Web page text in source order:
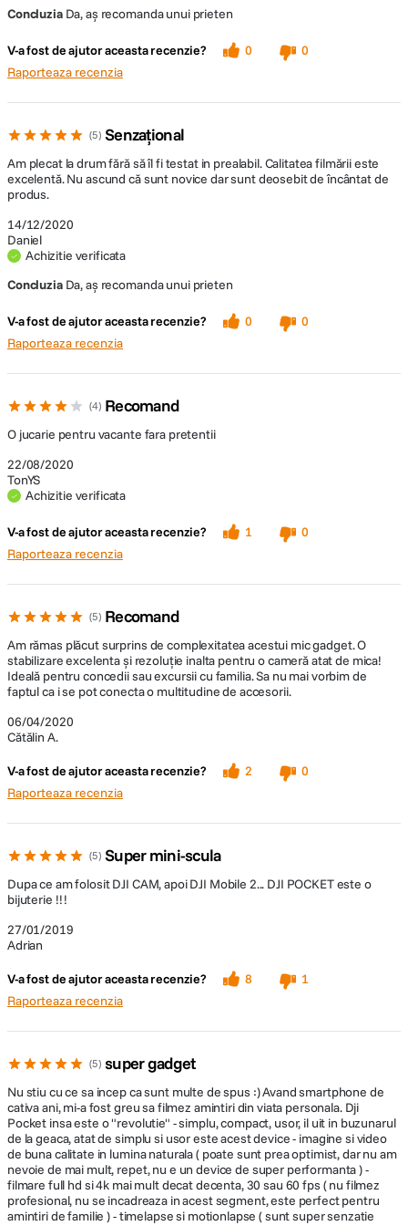
General
-Dimensiuni: 121,9 × 36,9 × 28,6 mm
-Greutat: 116 g
Gimbal
Gama controlabila:
-Pan: -230 ° pana la + 50 °
-Inclinare: -95 ° pana la + 50 °
-Roll: ± 45 °
Aparat Foto
Intervalul ISO:
-Video: 100-3200
-Viteza obturatorului electronic: 8s-1 / 8000s
-Dimensiunea maxima a imaginii: 4000 × 3000 pixeli
-Moduri de fotografiere: Fotografiere individuala, Panorama, Timelapse,
Motionlapse
-Rezolutie video: 4K Ultra HD: 3840 × 2160
-Moduri de inregistrare video: Auto
-Bitrate: 100 Mbps
-Formate video: MP4 / MOV (MPEG-4 AVC / H.264)
-Carduri SD acceptate: microSD (capacitate maxima: 256 GB)
-Iesire audio: 48 KHz AAC
Baterie
-Capacitate: 875 mAh
-Energie: 6,738 Wh
-Voltaj: 7,7 V
-Temperatura de Operare: 0 ° -40 ° C (32 ° -104 ° F)
-Timpul de functionare: 140 minute
Wi-Fi Nu
Dimensiuni 121.9 x 36.9 x 28.6 mm
Microfon
Difuzor
Alimentare
Acumulator reincarcabil Li-Ion Polymer
Timp incarcare
Modalitate
Cod producator DJI Osmo Pocket
ConcluziaDa, aș recomanda unui prieten
V-a fost de ajutor aceasta recenzie? 0
0
Raporteaza recenzia
5 Senzațional
14/12/2020
Daniel
Achizitie verificata
Am plecat la drum fără să îl fi testat in prealabil. Calitatea filmării este
excelentă. Nu ascund că sunt novice dar sunt deosebit de încântat de
produs.
ConcluziaDa, aș recomanda unui prieten
V-a fost de ajutor aceasta recenzie? 0
0
Raporteaza recenzia
4 Recomand
22/08/2020
TonYS
Achizitie verificata
O jucarie pentru vacante fara pretentii
V-a fost de ajutor aceasta recenzie? 1
0
Raporteaza recenzia
5 Recomand
06/04/2020
Cătălin A.
Am rămas plăcut surprins de complexitatea acestui mic gadget. O
stabilizare excelenta și rezoluție inalta pentru o cameră atat de mica!
Ideală pentru concedii sau excursii cu familia. Sa nu mai vorbim de
faptul ca i se pot conecta o multitudine de accesorii.
V-a fost de ajutor aceasta recenzie? 2
0
Raporteaza recenzia
5 Super mini-scula
27/01/2019
Adrian
Dupa ce am folosit DJI CAM, apoi DJI Mobile 2... DJI POCKET este o
bijuterie !!!
V-a fost de ajutor aceasta recenzie? 8
1
Raporteaza recenzia
5 super gadget
Nu stiu cu ce sa incep ca sunt multe de spus :) Avand smartphone de
cativa ani, mi-a fost greu sa filmez amintiri din viata personala. Dji
Pocket insa este o "revolutie" - simplu, compact, usor, il uit in buzunarul
de la geaca, atat de simplu si usor este acest device - imagine si video
de buna calitate in lumina naturala ( poate sunt prea optimist, dar nu am
nevoie de mai mult, repet, nu e un device de super performanta ) -
filmare full hd si 4k mai mult decat decenta, 30 sau 60 fps ( nu filmez
profesional, nu se incadreaza in acest segment, este perfect pentru
amintiri de familie ) - timelapse si motionlapse ( sunt super senzatie